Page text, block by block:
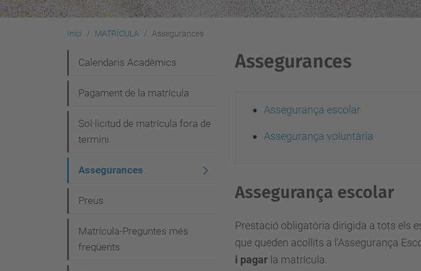
Inici MATRÍCULA Assegurances
Assegurances
Assegurança escolar
Assegurança voluntària
Assegurança escolar
Prestació obligatòria dirigida a tots els
que queden acollits a l'Assegurança
i pagar la matrícula.
a
v
a
c
ó
Calendaris Acadèmics
Pagament de la matrícula
Sol·licitud de matrícula fora de
termini
Assegurances
Preus
Matrícula-Preguntes més
freqüents